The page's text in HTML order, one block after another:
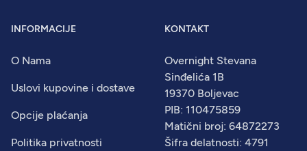
INFORMACIJE
O Nama
Uslovi kupovine i dostave
Opcije plaćanja
Politika privatnosti
KONTAKT
Overnight Stevana
Sinđelića 1B
19370 Boljevac
PIB: 110475859
Matični broj: 64872273
Šifra delatnosti: 4791